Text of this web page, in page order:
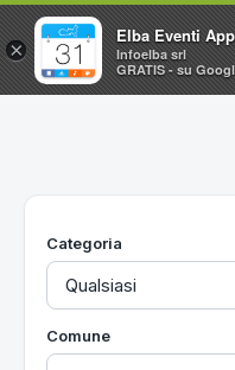
Home
Utilità
Categoria
Comune
×
Elba Eventi App
Infoelba srl
GRATIS - su